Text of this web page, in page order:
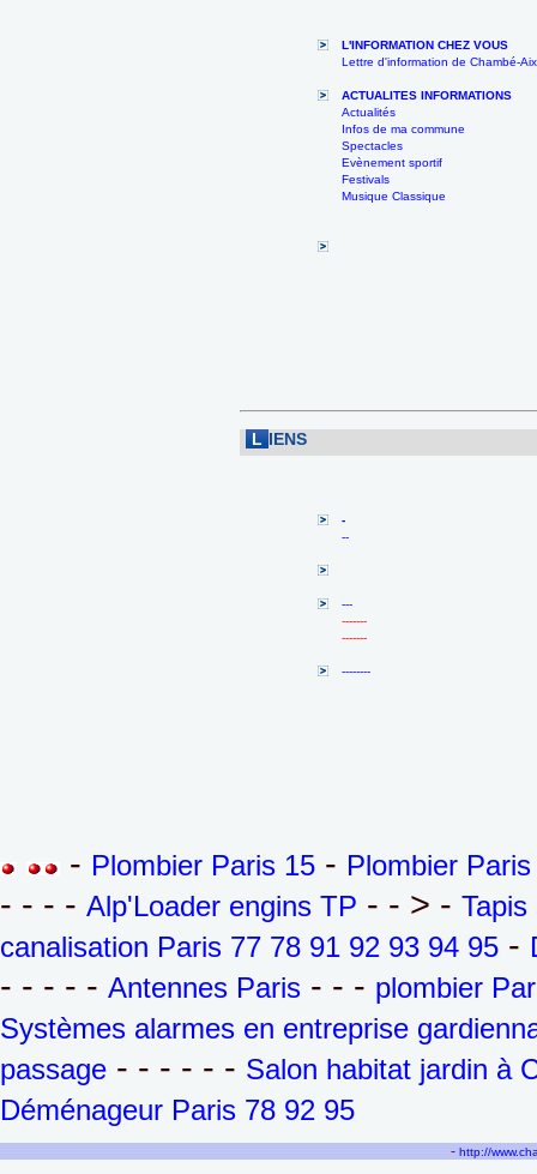
L'INFORMATION CHEZ VOUS
Lettre d'information de Chambé-Aix
ACTUALITES INFORMATIONS
Actualités
Infos de ma commune
Spectacles
Evènement sportif
Festivals
Musique Classique
L IENS
-
--
---
-------
-------
--------
- Plombier Paris 15 - Plombier Paris
- - - - Alp'Loader engins TP - - > - Tapis
canalisation Paris 77 78 91 92 93 94 95 -
- - - - - Antennes Paris - - - plombier
Systèmes alarmes en entreprise
passage - - - - - - Salon habitat jardin à
Déménageur Paris 78 92 95
-http://